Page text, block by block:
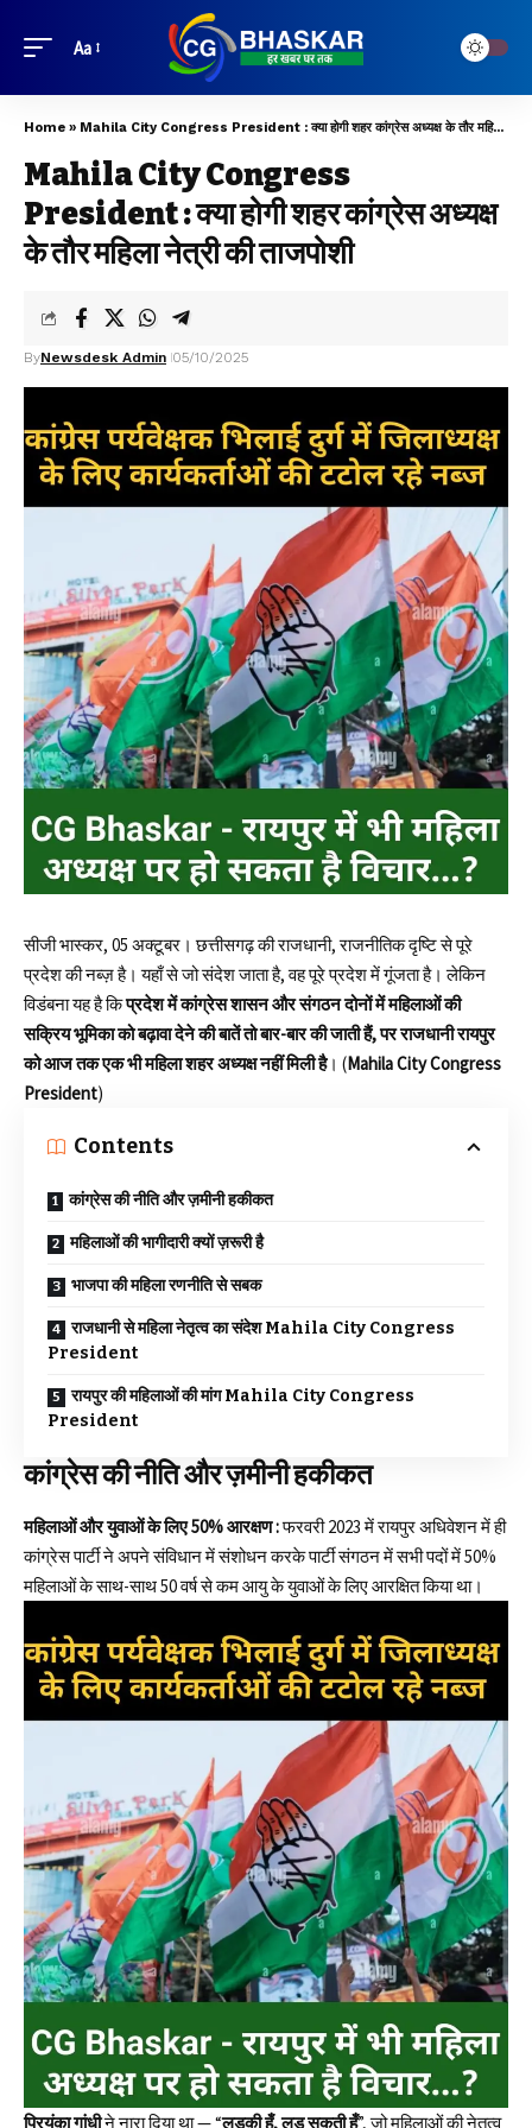
Aa
Home » Mahila City Congress President : क्या होगी शहर कांग्रेस अध्यक्ष के तौर महिला नेत्री की ताजपोशी
Mahila City Congress
President : क्या होगी शहर कांग्रेस अध्यक्ष
के तौर महिला नेत्री की ताजपोशी
ByNewsdesk Admin 05/10/2025
सीजी भास्कर, 05 अक्टूबर। छत्तीसगढ़ की राजधानी, राजनीतिक दृष्टि से पूरे
प्रदेश की नब्ज़ है। यहाँ से जो संदेश जाता है, वह पूरे प्रदेश में गूंजता है। लेकिन
विडंबना यह है किप्रदेश में कांग्रेस शासन और संगठन दोनों में महिलाओं की
सक्रिय भूमिका को बढ़ावा देने की बातें तो बार-बार की जाती हैं, पर राजधानी रायपुर
को आज तक एक भी महिला शहर अध्यक्ष नहीं मिली है। (Mahila City Congress
President)
Contents
कांग्रेस की नीति और ज़मीनी हकीकत
महिलाओं की भागीदारी क्यों ज़रूरी है
भाजपा की महिला रणनीति से सबक
राजधानी से महिला नेतृत्व का संदेश Mahila City Congress
President
रायपुर की महिलाओं की मांग Mahila City Congress
President
कांग्रेस की नीति और ज़मीनी हकीकत
महिलाओं और युवाओं के लिए 50% आरक्षण :फरवरी 2023 में रायपुर अधिवेशन में ही
कांग्रेस पार्टी ने अपने संविधान में संशोधन करके पार्टी संगठन में सभी पदों में 50%
महिलाओं के साथ-साथ 50 वर्ष से कम आयु के युवाओं के लिए आरक्षित किया था।
प्रियंका गांधीने नारा दिया था — “लड़की हूँ, लड़ सकती हूँ”, जो महिलाओं की नेतृत्व